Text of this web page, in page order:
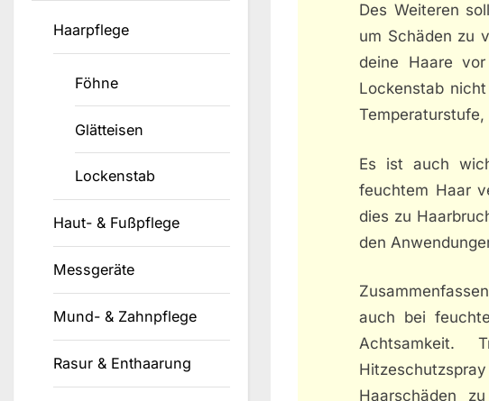
Des Weiteren
um Schäden zu
deine Haare
Lockenstab
Es ist auch
feuchtem Haar
dies zu
den
auch bei
Achtsamkeit.
Haarschäden
Haarpflege
Föhne
Glätteisen
Lockenstab
Haut- & Fußpflege
Messgeräte
Mund- & Zahnpflege
Rasur & Enthaarung